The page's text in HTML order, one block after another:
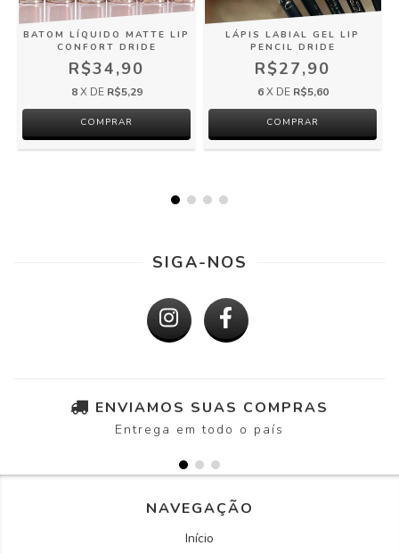
BATOM LÍQUIDO MATTE LIP
CONFORT DRIDE
R$34,90
8 X DE R$5,29
COMPRAR
LÁPIS LABIAL GEL LIP
PENCIL DRIDE
R$27,90
6 X DE R$5,60
COMPRAR
SIGA-NOS
ENVIAMOS SUAS COMPRAS
Entrega em todo o país
NAVEGAÇÃO
Início